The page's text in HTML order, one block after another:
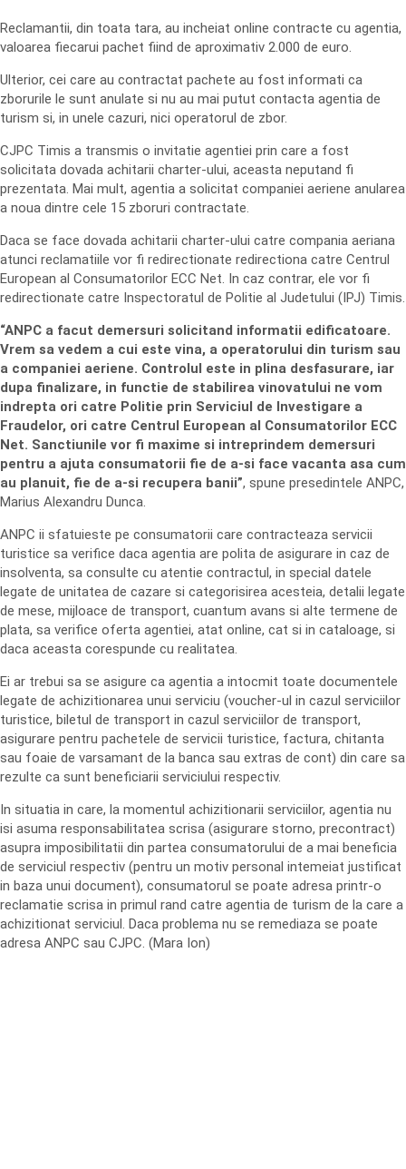
Reclamantii, din toata tara, au incheiat online contracte cu agentia,
valoarea fiecarui pachet fiind de aproximativ 2.000 de euro.
Ulterior, cei care au contractat pachete au fost informati ca
zborurile le sunt anulate si nu au mai putut contacta agentia de
turism si, in unele cazuri, nici operatorul de zbor.
CJPC Timis a transmis o invitatie agentiei prin care a fost
solicitata dovada achitarii charter-ului, aceasta neputand fi
prezentata. Mai mult, agentia a solicitat companiei aeriene anularea
a noua dintre cele 15 zboruri contractate.
Daca se face dovada achitarii charter-ului catre compania aeriana
atunci reclamatiile vor fi redirectionate redirectiona catre Centrul
European al Consumatorilor ECC Net. In caz contrar, ele vor fi
redirectionate catre Inspectoratul de Politie al Judetului (IPJ) Timis.
“ANPC a facut demersuri solicitand informatii edificatoare.
Vrem sa vedem a cui este vina, a operatorului din turism sau
a companiei aeriene. Controlul este in plina desfasurare, iar
dupa finalizare, in functie de stabilirea vinovatului ne vom
indrepta ori catre Politie prin Serviciul de Investigare a
Fraudelor, ori catre Centrul European al Consumatorilor ECC
Net. Sanctiunile vor fi maxime si intreprindem demersuri
pentru a ajuta consumatorii fie de a-si face vacanta asa cum
au planuit, fie de a-si recupera banii”, spune presedintele ANPC,
Marius Alexandru Dunca.
ANPC ii sfatuieste pe consumatorii care contracteaza servicii
turistice sa verifice daca agentia are polita de asigurare in caz de
insolventa, sa consulte cu atentie contractul, in special datele
legate de unitatea de cazare si categorisirea acesteia, detalii legate
de mese, mijloace de transport, cuantum avans si alte termene de
plata, sa verifice oferta agentiei, atat online, cat si in cataloage, si
daca aceasta corespunde cu realitatea.
Ei ar trebui sa se asigure ca agentia a intocmit toate documentele
legate de achizitionarea unui serviciu (voucher-ul in cazul serviciilor
turistice, biletul de transport in cazul serviciilor de transport,
asigurare pentru pachetele de servicii turistice, factura, chitanta
sau foaie de varsamant de la banca sau extras de cont) din care sa
rezulte ca sunt beneficiarii serviciului respectiv.
In situatia in care, la momentul achizitionarii serviciilor, agentia nu
isi asuma responsabilitatea scrisa (asigurare storno, precontract)
asupra imposibilitatii din partea consumatorului de a mai beneficia
de serviciul respectiv (pentru un motiv personal intemeiat justificat
in baza unui document), consumatorul se poate adresa printr-o
reclamatie scrisa in primul rand catre agentia de turism de la care a
achizitionat serviciul. Daca problema nu se remediaza se poate
adresa ANPC sau CJPC. (Mara Ion)